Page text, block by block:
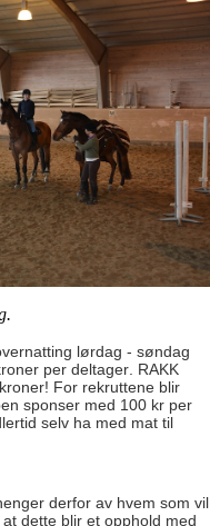
lørdag - søndag
per deltager. RAKK
For rekruttene blir
sponser med 100 kr per
selv ha med mat til
derfor av hvem som vil
dette blir et opphold med